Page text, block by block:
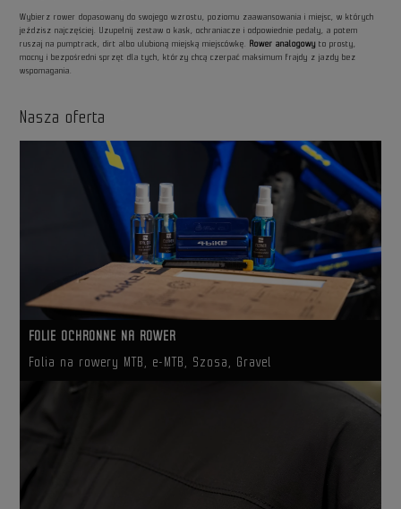
Wybierz rower dopasowany do swojego wzrostu, poziomu zaawansowania i miejsc, w których
jeździsz najczęściej. Uzupełnij zestaw o kask, ochraniacze i odpowiednie pedały, a potem
ruszaj na pumptrack, dirt albo ulubioną miejską miejscówkę. Rower analogowy to prosty,
mocny i bezpośredni sprzęt dla tych, którzy chcą czerpać maksimum frajdy z jazdy bez
wspomagania.
Nasza oferta
FOLIE OCHRONNE NA ROWER
Folia na rowery MTB, e-MTB, Szosa, Gravel